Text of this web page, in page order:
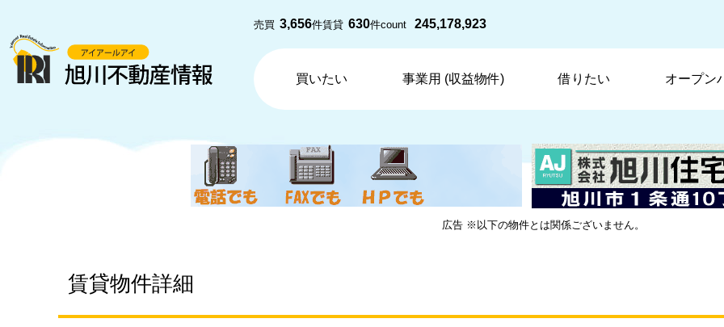
売買 3,656件賃貸 630件count 245,178,923
買いたい 事業用 (収益物件) 借りたい オープン
広告 ※以下の物件とは関係ございません。
賃貸物件詳細